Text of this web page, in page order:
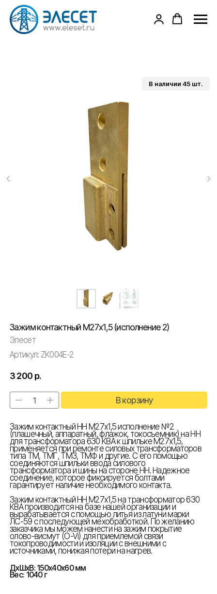
Зажим контактный М27х1,5 (исполнение 2)
Элесет
Артикул: ZK004E-2
3 200 р.
В корзину
Зажим контактный НН М27х1,5 исполнение №2
(плашечный, аппаратный, флажок, токосъемник) на НН
для трансформатора 630 КВА к шпильке М27х1,5,
применяется при ремонте силовых трансформаторов
типа ТМ, ТМГ, ТМЗ, ТМФ и другие. С его помощью
соединяются шпильки ввода силового
трансформатора и шины на стороне НН. Надежное
соединение, которое фиксируется болтами
гарантирует наличие необходимого контакта.
Зажим контактный НН М27х1,5 на трансформатор 630
КВА производится на базе нашей организации и
вырабатывается с помощью литья из латуни марки
ЛС-59 с последующей мехобработкой. По желанию
заказчика мы можем нанести на зажим покрытие
олово-висмут (O-Vi) для приемлемой связи
токопроводимости и изоляции с внешними с
источниками, понижая потери на нагрев.
ДxШxВ: 150x40x60 мм
Вес: 1040 г